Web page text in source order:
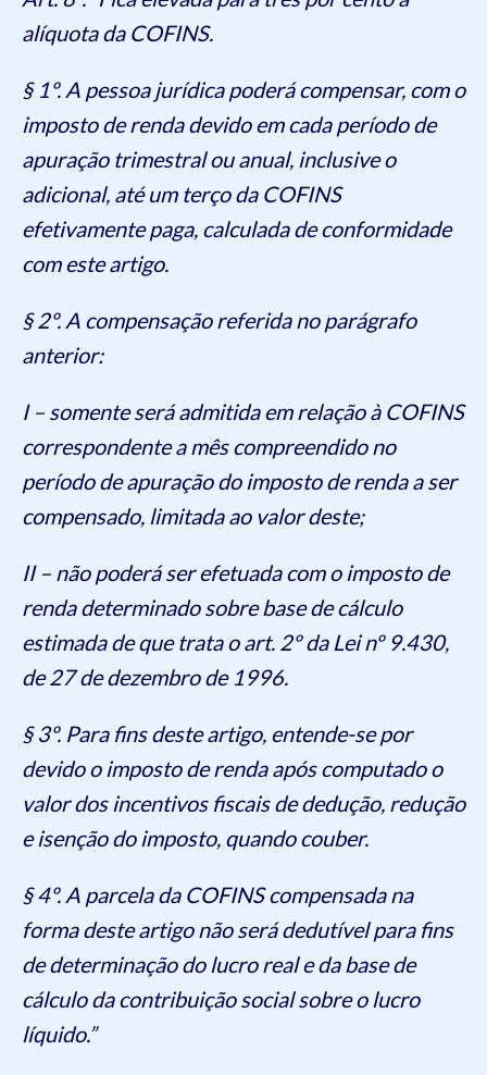
alíquota da COFINS.
§ 1º. A pessoa jurídica poderá compensar, com o
imposto de renda devido em cada período de
apuração trimestral ou anual, inclusive o
adicional, até um terço da COFINS
efetivamente paga, calculada de conformidade
com este artigo.
§ 2º. A compensação referida no parágrafo
anterior:
I – somente será admitida em relação à COFINS
correspondente a mês compreendido no
período de apuração do imposto de renda a ser
compensado, limitada ao valor deste;
II – não poderá ser efetuada com o imposto de
renda determinado sobre base de cálculo
estimada de que trata o art. 2º da Lei nº 9.430,
de 27 de dezembro de 1996.
§ 3º. Para fins deste artigo, entende-se por
devido o imposto de renda após computado o
valor dos incentivos fiscais de dedução, redução
e isenção do imposto, quando couber.
§ 4º. A parcela da COFINS compensada na
forma deste artigo não será dedutível para fins
de determinação do lucro real e da base de
cálculo da contribuição social sobre o lucro
líquido.”